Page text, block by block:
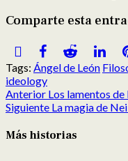
Comparte esta
Compartir
X
(Twitter)
Compartir
Facebook
Compartir
en
Reddit
en
Tags: Ángel de León
ideology
Post
navigation
Anterior Los lamentos
Siguiente La magia de
Más historias